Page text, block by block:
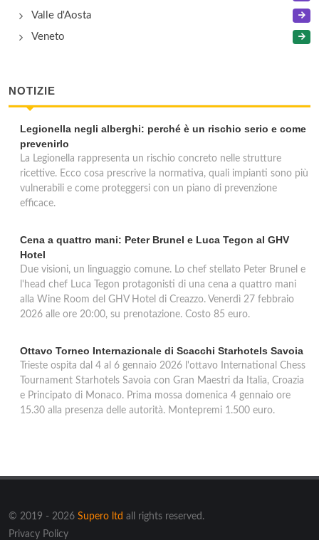
Valle d'Aosta
Veneto
NOTIZIE
Legionella negli alberghi: perché è un rischio serio e come
prevenirlo
La Legionella rappresenta un rischio concreto nelle strutture
ricettive. Ecco cosa prescrive la normativa, quali impianti sono più
vulnerabili e come proteggersi con un piano di prevenzione
efficace.
Cena a quattro mani: Peter Brunel e Luca Tegon al GHV
Hotel
Due visioni, un linguaggio comune. Lo chef stellato Peter Brunel e
l'head chef Luca Tegon protagonisti di una cena a quattro mani
alla Wine Room del GHV Hotel di Creazzo. Venerdì 27 febbraio
2026 alle ore 20:00, su prenotazione. Costo 85 euro.
Ottavo Torneo Internazionale di Scacchi Starhotels Savoia
Trieste ospita dal 4 al 6 gennaio 2026 l'ottavo International Chess
Tournament Starhotels Savoia con Gran Maestri da Italia, Croazia
e Principato di Monaco. Prima mossa domenica 4 gennaio ore
15.30 alla presenza delle autorità. Montepremi 1.500 euro.
© 2019 - 2026 Supero ltd all rights reserved.
Privacy Policy